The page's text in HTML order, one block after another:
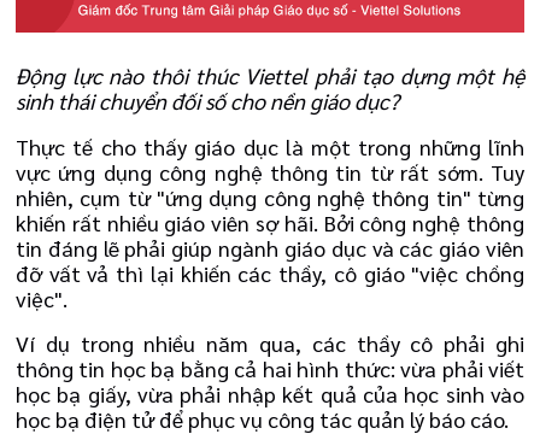
Động lực nào thôi thúc Viettel phải tạo dựng một hệ
sinh thái chuyển đối số cho nền giáo dục?
Thực tế cho thấy giáo dục là một trong những lĩnh
vực ứng dụng công nghệ thông tin từ rất sớm. Tuy
nhiên, cụm từ "ứng dụng công nghệ thông tin" từng
khiến rất nhiều giáo viên sợ hãi. Bởi công nghệ thông
tin đáng lẽ phải giúp ngành giáo dục và các giáo viên
đỡ vất vả thì lại khiến các thầy, cô giáo "việc chồng
việc".
Ví dụ trong nhiều năm qua, các thầy cô phải ghi
thông tin học bạ bằng cả hai hình thức: vừa phải viết
học bạ giấy, vừa phải nhập kết quả của học sinh vào
học bạ điện tử để phục vụ công tác quản lý báo cáo.